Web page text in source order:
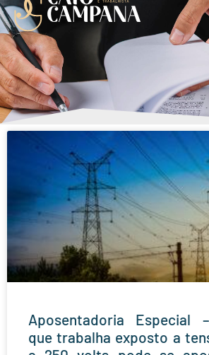
Aposentadoria Especial
que trabalha exposto a